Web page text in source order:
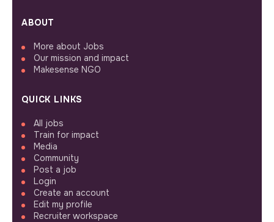
ABOUT
More about Jobs
Our mission and impact
Makesense NGO
QUICK LINKS
All jobs
Train for impact
Media
Community
Post a job
Login
Create an account
Edit my profile
Recruiter workspace